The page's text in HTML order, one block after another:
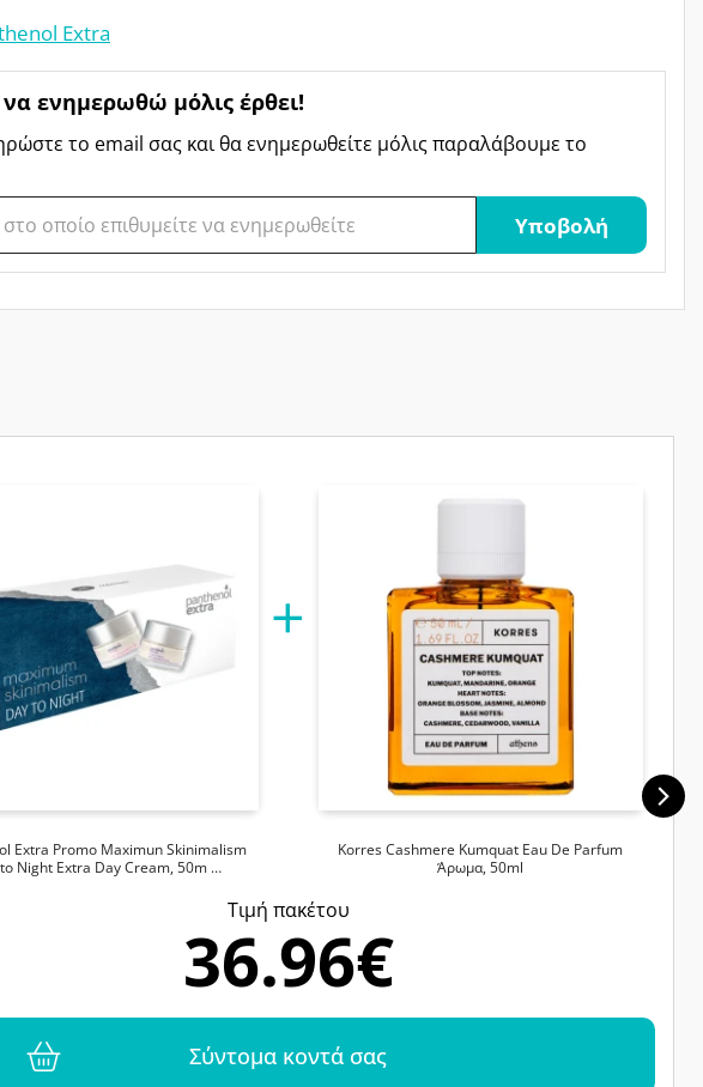
Extra
ενημερωθώ μόλις έρθει!
το email σας και θα ενημερωθείτε μόλις παραλάβουμε το
Υποβολή
Extra Promo Maximun Skinimalism
Night Extra Day Cream, 50m …
Korres Cashmere Kumquat Eau De Parfum
Άρωμα, 50ml
Tιμή πακέτου
36.96€
Σύντομα κοντά σας